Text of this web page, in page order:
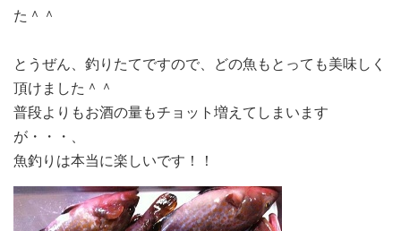
た＾＾
とうぜん、釣りたてですので、どの魚もとっても美味しく
頂けました＾＾
普段よりもお酒の量もチョット増えてしまいます
が・・・、
魚釣りは本当に楽しいです！！